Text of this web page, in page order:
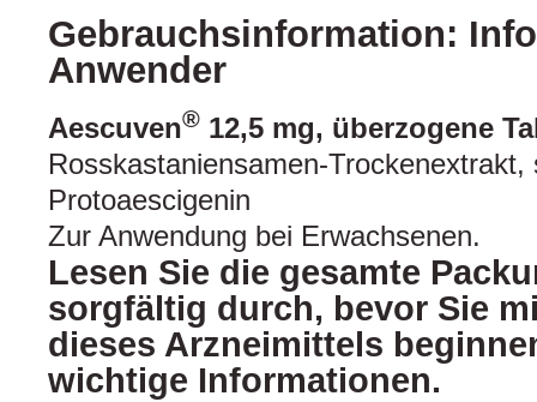
Gebrauchsinformation:
Anwender
Aescuven® 12,5 mg, überzogene
Rosskastaniensamen-
Protoaescigenin
Zur Anwendung bei Erwachsenen.
Lesen Sie die gesamte
sorgfältig durch, bevor Sie
dieses Arzneimittels
wichtige Informationen.